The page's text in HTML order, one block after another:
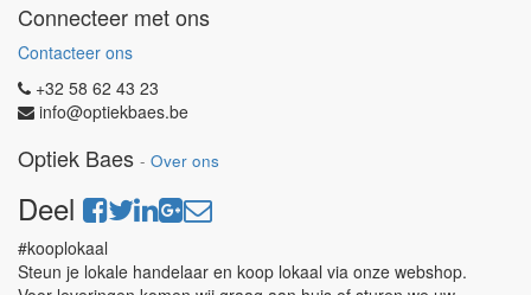
Connecteer met ons
Contacteer ons
+32 58 62 43 23
info@optiekbaes.be
Optiek Baes - Over ons
Deel
#kooplokaal
Steun je lokale handelaar en koop lokaal via onze webshop.